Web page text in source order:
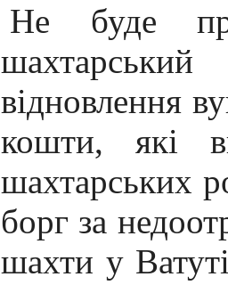
Не буде
відновлення
кошти, які
шахтарських
борг за
шахти у